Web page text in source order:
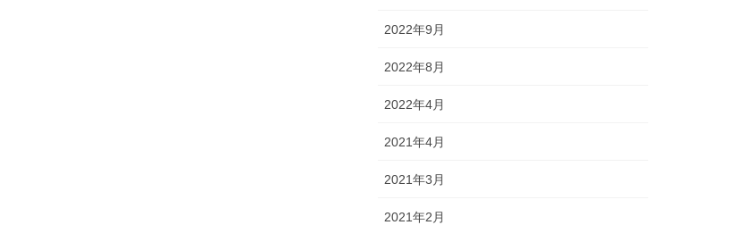
2022年9月
2022年8月
2022年4月
2021年4月
2021年3月
2021年2月